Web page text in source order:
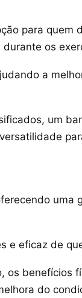
para quem
os
a
um
uma
e eficaz de
os benefícios
do